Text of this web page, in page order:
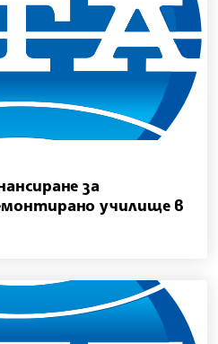
за
училище в